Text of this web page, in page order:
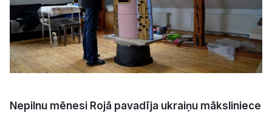
Video
Vieta
Nepilnu mēnesi Rojā pavadīja ukraiņu māksliniece